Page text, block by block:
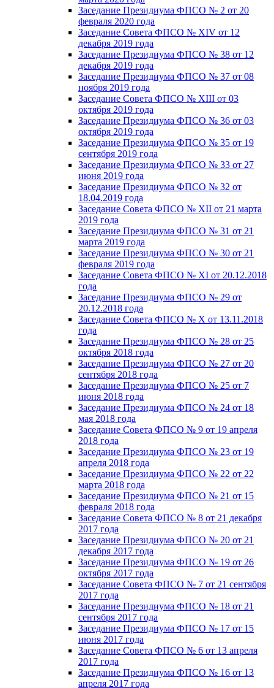
Заседание Президиума ФПСО № 2 от 20
февраля 2020 года
Заседание Совета ФПСО № XIV от 12
декабря 2019 года
Заседание Президиума ФПСО № 38 от 12
декабря 2019 года
Заседание Президиума ФПСО № 37 от 08
ноября 2019 года
Заседание Совета ФПСО № XIII от 03
октября 2019 года
Заседание Президиума ФПСО № 36 от 03
октября 2019 года
Заседание Президиума ФПСО № 35 от 19
сентября 2019 года
Заседание Президиума ФПСО № 33 от 27
июня 2019 года
Заседание Президиума ФПСО № 32 от
18.04.2019 года
Заседание Совета ФПСО № XII от 21 марта
2019 года
Заседание Президиума ФПСО № 31 от 21
марта 2019 года
Заседание Президиума ФПСО № 30 от 21
февраля 2019 года
Заседание Совета ФПСО № XI от 20.12.2018
года
Заседание Президиума ФПСО № 29 от
20.12.2018 года
Заседание Совета ФПСО № X от 13.11.2018
года
Заседание Президиума ФПСО № 28 от 25
октября 2018 года
Заседание Президиума ФПСО № 27 от 20
сентября 2018 года
Заседание Президиума ФПСО № 25 от 7
июня 2018 года
Заседание Президиума ФПСО № 24 от 18
мая 2018 года
Заседание Совета ФПСО № 9 от 19 апреля
2018 года
Заседание Президиума ФПСО № 23 от 19
апреля 2018 года
Заседание Президиума ФПСО № 22 от 22
марта 2018 года
Заседание Президиума ФПСО № 21 от 15
февраля 2018 года
Заседание Совета ФПСО № 8 от 21 декабря
2017 года
Заседание Президиума ФПСО № 20 от 21
декабря 2017 года
Заседание Президиума ФПСО № 19 от 26
октября 2017 года
Заседание Совета ФПСО № 7 от 21 сентября
2017 года
Заседание Президиума ФПСО № 18 от 21
сентября 2017 года
Заседание Президиума ФПСО № 17 от 15
июня 2017 года
Заседание Совета ФПСО № 6 от 13 апреля
2017 года
Заседание Президиума ФПСО № 16 от 13
апреля 2017 года